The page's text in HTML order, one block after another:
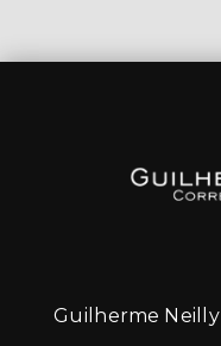
Guilherme Neilly